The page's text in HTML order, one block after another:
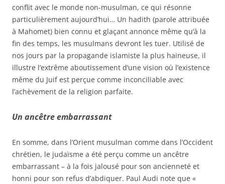
conflit avec le monde non-musulman, ce qui résonne
particulièrement aujourd’hui… Un hadith (parole attribuée
à Mahomet) bien connu et glaçant annonce même qu’à la
fin des temps, les musulmans devront les tuer. Utilisé de
nos jours par la propagande islamiste la plus haineuse, il
illustre l’extrême aboutissement d’une vision où l’existence
même du Juif est perçue comme inconciliable avec
l’achèvement de la religion parfaite.
Un ancêtre embarrassant
En somme, dans l’Orient musulman comme dans l’Occident
chrétien, le judaïsme a été perçu comme un ancêtre
embarrassant – à la fois jalousé pour son ancienneté et
honni pour son refus d’abdiquer. Paul Audi note que «